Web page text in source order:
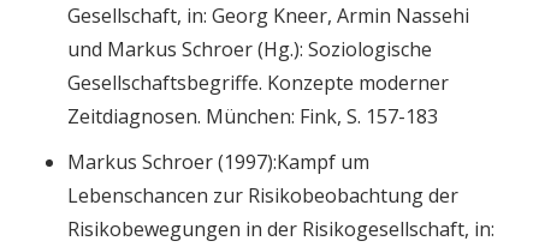
Gesellschaft, in: Georg Kneer, Armin Nassehi
und Markus Schroer (Hg.): Soziologische
Gesellschaftsbegriffe. Konzepte moderner
Zeitdiagnosen. München: Fink, S. 157-183
Markus Schroer (1997):Kampf um
Lebenschancen zur Risikobeobachtung der
Risikobewegungen in der Risikogesellschaft, in: